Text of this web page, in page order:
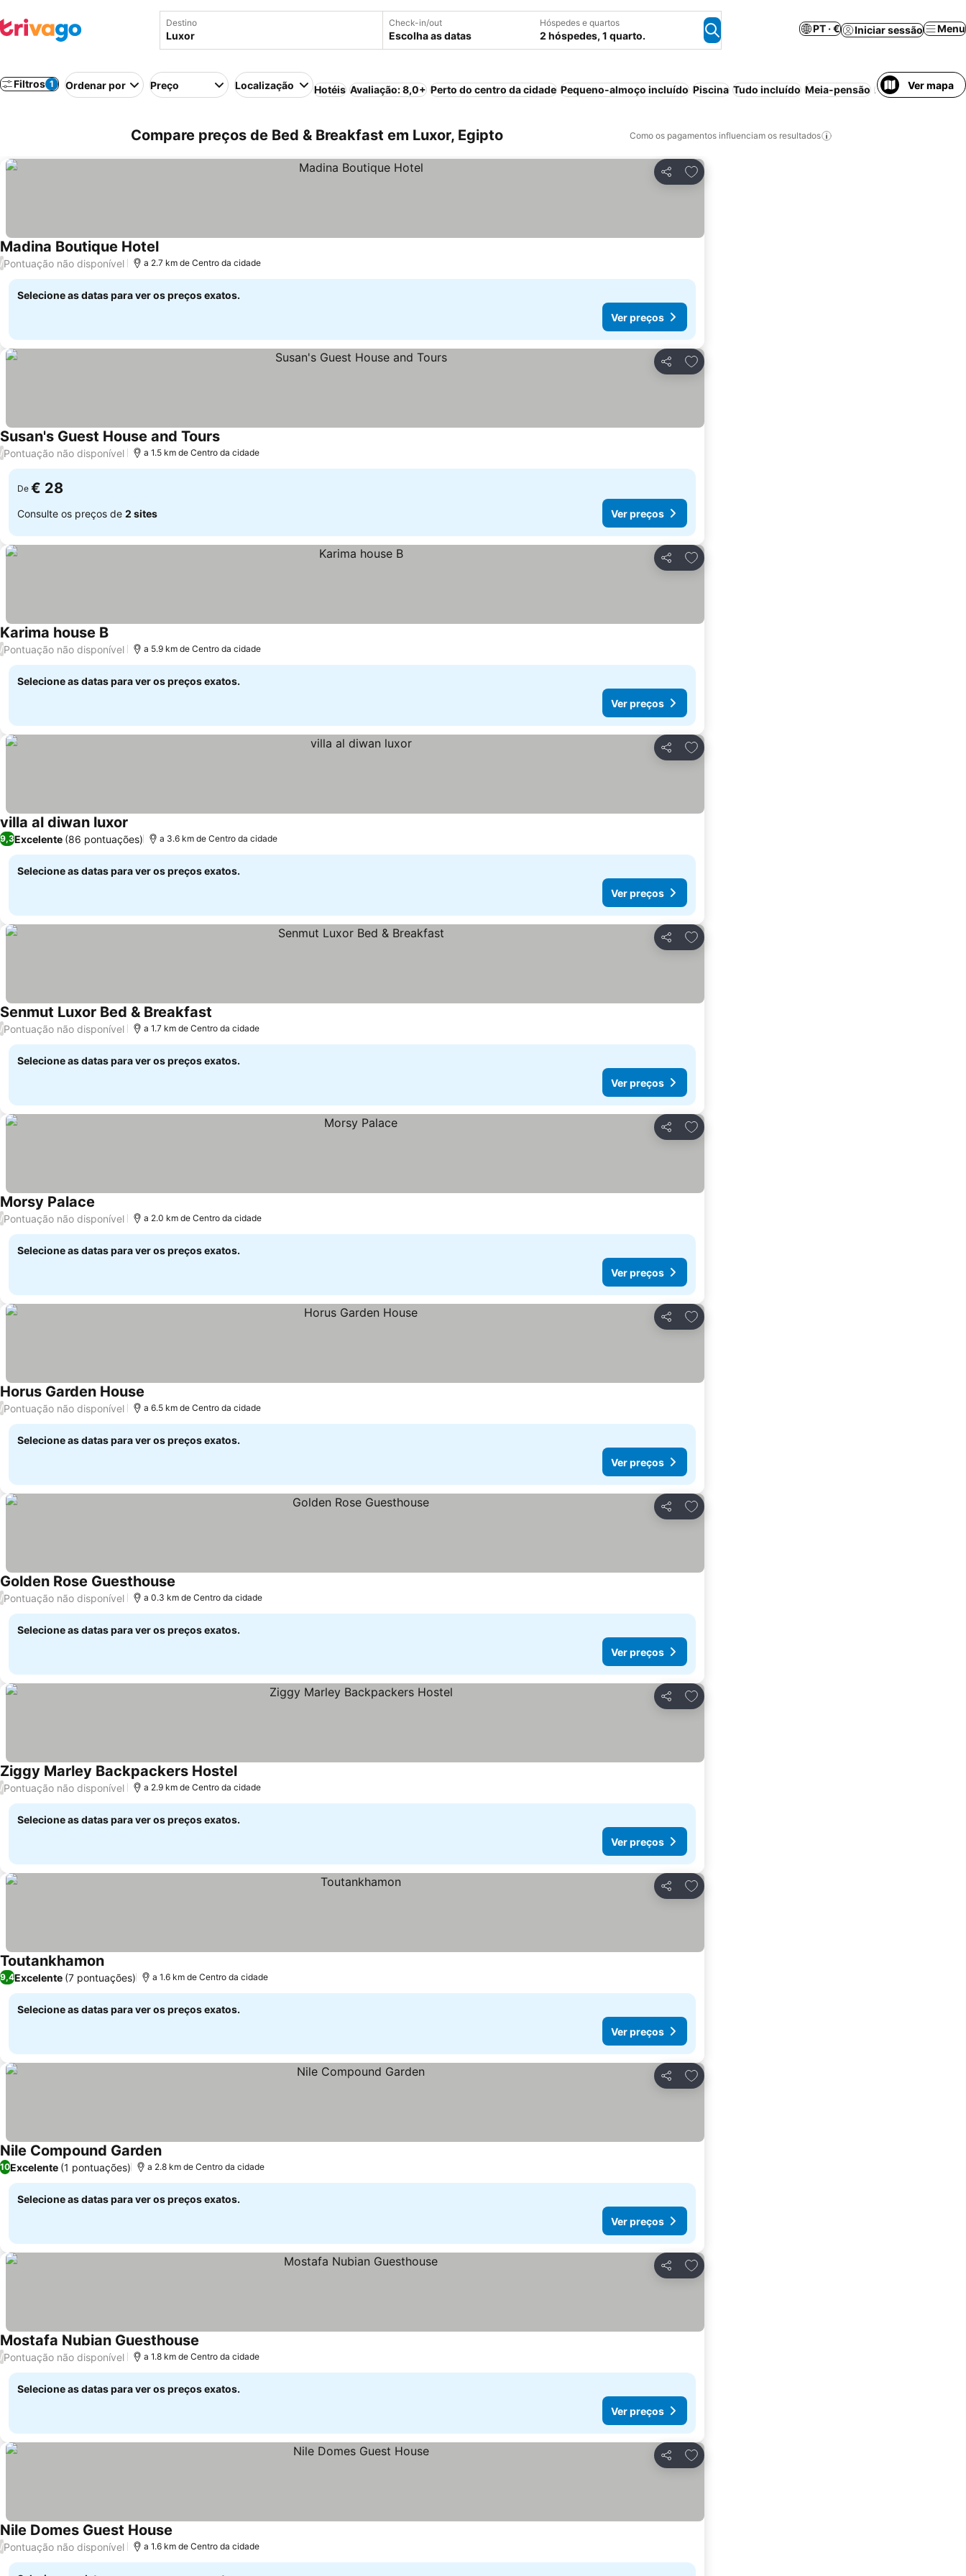
Destino Check-in/out
Escolha as datas
Hóspedes e quartos
2 hóspedes, 1 quarto.
PT · € Iniciar sessão Menu
Filtros 1 Ordenar por Preço Localização Hotéis Avaliação: 8,0+ Perto do centro da cidade Pequeno-almoço incluído Piscina Tudo incluído Meia-pensão Ar condicionado
Ver mapa
Compare preços de Bed & Breakfast em Luxor, Egipto Como os pagamentos influenciam os resultados
Partilhar
Adicionar aos favoritos
Madina Boutique Hotel
/Pontuação não disponível a 2.7 km de Centro da cidade
Selecione as datas para ver os preços exatos.
Ver preços
Partilhar
Adicionar aos favoritos
Susan's Guest House and Tours
/Pontuação não disponível a 1.5 km de Centro da cidade
De € 28
Consulte os preços de 2 sites Ver preços
Partilhar
Adicionar aos favoritos
Karima house B
/Pontuação não disponível a 5.9 km de Centro da cidade
Selecione as datas para ver os preços exatos.
Ver preços
Partilhar
Adicionar aos favoritos
villa al diwan luxor
9,3Excelente (86 pontuações) a 3.6 km de Centro da cidade
Selecione as datas para ver os preços exatos.
Ver preços
Partilhar
Adicionar aos favoritos
Senmut Luxor Bed & Breakfast
/Pontuação não disponível a 1.7 km de Centro da cidade
Selecione as datas para ver os preços exatos.
Ver preços
Partilhar
Adicionar aos favoritos
Morsy Palace
/Pontuação não disponível a 2.0 km de Centro da cidade
Selecione as datas para ver os preços exatos.
Ver preços
Partilhar
Adicionar aos favoritos
Horus Garden House
/Pontuação não disponível a 6.5 km de Centro da cidade
Selecione as datas para ver os preços exatos.
Ver preços
Partilhar
Adicionar aos favoritos
Golden Rose Guesthouse
/Pontuação não disponível a 0.3 km de Centro da cidade
Selecione as datas para ver os preços exatos.
Ver preços
Partilhar
Adicionar aos favoritos
Ziggy Marley Backpackers Hostel
/Pontuação não disponível a 2.9 km de Centro da cidade
Selecione as datas para ver os preços exatos.
Ver preços
Partilhar
Adicionar aos favoritos
Toutankhamon
9,4Excelente (7 pontuações) a 1.6 km de Centro da cidade
Selecione as datas para ver os preços exatos.
Ver preços
Partilhar
Adicionar aos favoritos
Nile Compound Garden
10Excelente (1 pontuações) a 2.8 km de Centro da cidade
Selecione as datas para ver os preços exatos.
Ver preços
Partilhar
Adicionar aos favoritos
Mostafa Nubian Guesthouse
/Pontuação não disponível a 1.8 km de Centro da cidade
Selecione as datas para ver os preços exatos.
Ver preços
Partilhar
Adicionar aos favoritos
Nile Domes Guest House
/Pontuação não disponível a 1.6 km de Centro da cidade